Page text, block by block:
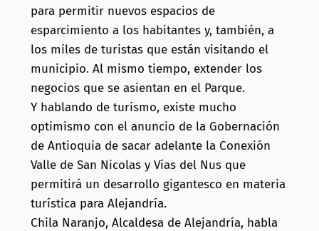
para permitir nuevos espacios de
esparcimiento a los habitantes y, también, a
los miles de turistas que están visitando el
municipio. Al mismo tiempo, extender los
negocios que se asientan en el Parque.
Y hablando de turismo, existe mucho
optimismo con el anuncio de la Gobernación
de Antioquia de sacar adelante la Conexión
Valle de San Nicolas y Vías delNus que
permitirá un desarrollo gigantesco en materia
turística para Alejandría.
Chila Naranjo, Alcaldesa de Alejandría, habla